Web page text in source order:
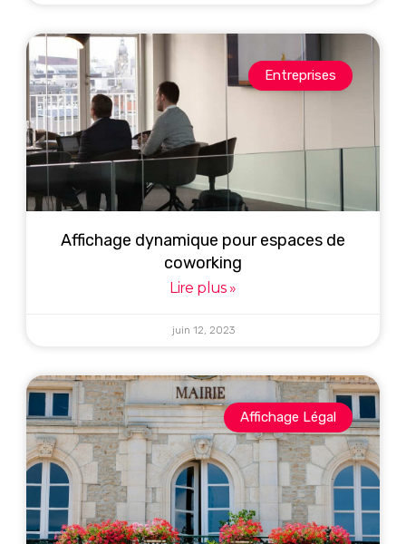
Entreprises
Affichage dynamique pour espaces de
coworking
Lire plus »
juin 12, 2023
Affichage Légal